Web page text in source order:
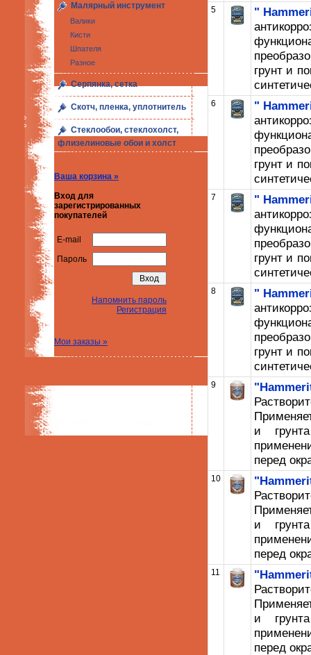
Малярный инструмент
Валики
Кисти
Шпателя
Разное
Серпянка, сетка
Скотч, пленка, уплотнитель
Стеклообои, стеклохолст,
флизелиновые обои и холст
Ваша корзина »
Вход для
зарегистрированных
покупателей
E-mail
Пароль
Напомнить пароль
Регистрация
Мои заказы »
5
"
грунт и
6
"
грунт и
7
"
грунт и
8
"
грунт и
9
и
перед
10
и
перед
11
и
перед